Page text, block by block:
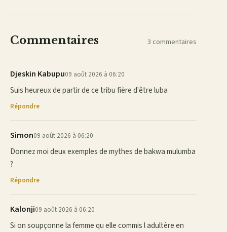
Commentaires 3 commentaires
Djeskin Kabupu09 août 2026 à 06:20
Suis heureux de partir de ce tribu fière d'être luba
Répondre
Simon09 août 2026 à 06:20
Donnez moi deux exemples de mythes de bakwa mulumba
?
Répondre
Kalonji09 août 2026 à 06:20
Si on soupçonne la femme qu elle commis l adultère en